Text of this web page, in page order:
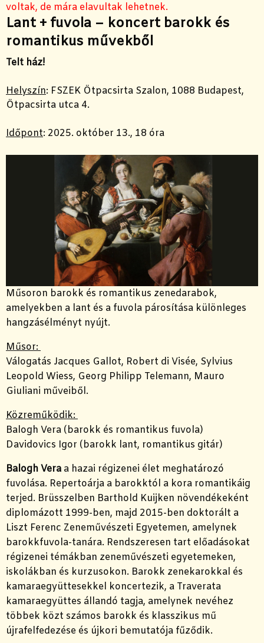
voltak, de mára elavultak lehetnek.
Lant + fuvola – koncert barokk és
romantikus művekből
Telt ház!
Helyszín: FSZEK Ötpacsirta Szalon, 1088 Budapest,
Ötpacsirta utca 4.
Időpont: 2025. október 13., 18 óra
Műsoron barokk és romantikus zenedarabok,
amelyekben a lant és a fuvola párosítása különleges
hangzásélményt nyújt.
Műsor:
Válogatás Jacques Gallot, Robert di Visée, Sylvius
Leopold Wiess, Georg Philipp Telemann, Mauro
Giuliani műveiből.
Közreműködik:
Balogh Vera (barokk és romantikus fuvola)
Davidovics Igor (barokk lant, romantikus gitár)
Balogh Vera a hazai régizenei élet meghatározó
fuvolása. Repertoárja a barokktól a kora romantikáig
terjed. Brüsszelben Barthold Kuijken növendékeként
diplomázott 1999-ben, majd 2015-ben doktorált a
Liszt Ferenc Zeneművészeti Egyetemen, amelynek
barokkfuvola-tanára. Rendszeresen tart előadásokat
régizenei témákban zeneművészeti egyetemeken,
iskolákban és kurzusokon. Barokk zenekarokkal és
kamaraegyüttesekkel koncertezik, a Traverata
kamaraegyüttes állandó tagja, amelynek nevéhez
többek közt számos barokk és klasszikus mű
újrafelfedezése és újkori bemutatója fűződik.